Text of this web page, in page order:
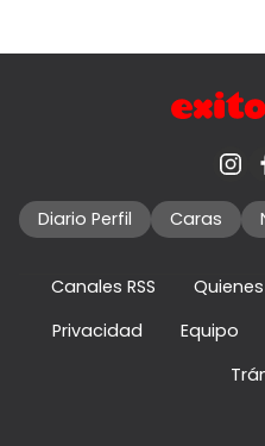
Diario Perfil Caras
Canales RSS
Privacidad
Equipo